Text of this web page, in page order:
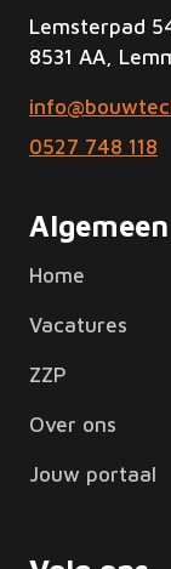
Lemsterpad
8531 AA,
0527 748 118
Algemeen
Home
Vacatures
ZZP
Over ons
Jouw portaal